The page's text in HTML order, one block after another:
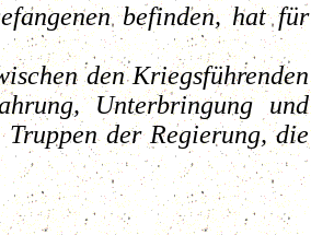
befinden, hat für
den Kriegsführenden
Unterbringung und
der Regierung, die